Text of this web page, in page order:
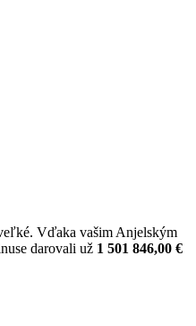
Vďaka vašim Anjelským
darovali už 1 501 846,00 €